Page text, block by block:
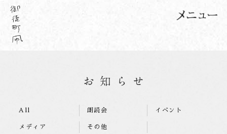
All 朗読会 イベント
メディア その他